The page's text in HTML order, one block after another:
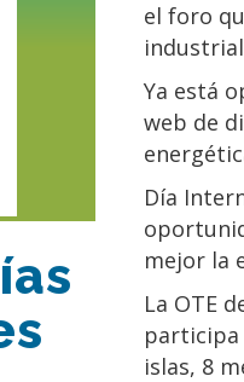
el foro
Ya está
web de
Día
mejor la
La OTE
participa
islas, 8